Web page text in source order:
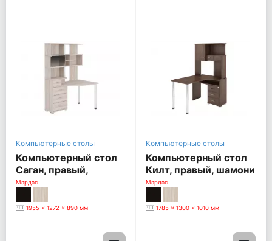
Компьютерные столы
Компьютерный стол
Саган, правый,
шамони
Мэрдэс
1955 x 1272 x 890 мм
Компьютерные столы
Компьютерный стол
Килт, правый, шамони
Мэрдэс
1785 x 1300 x 1010 мм